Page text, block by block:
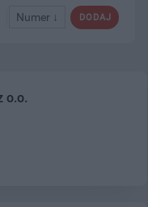
DODAJ
Numer ↓
o.o.